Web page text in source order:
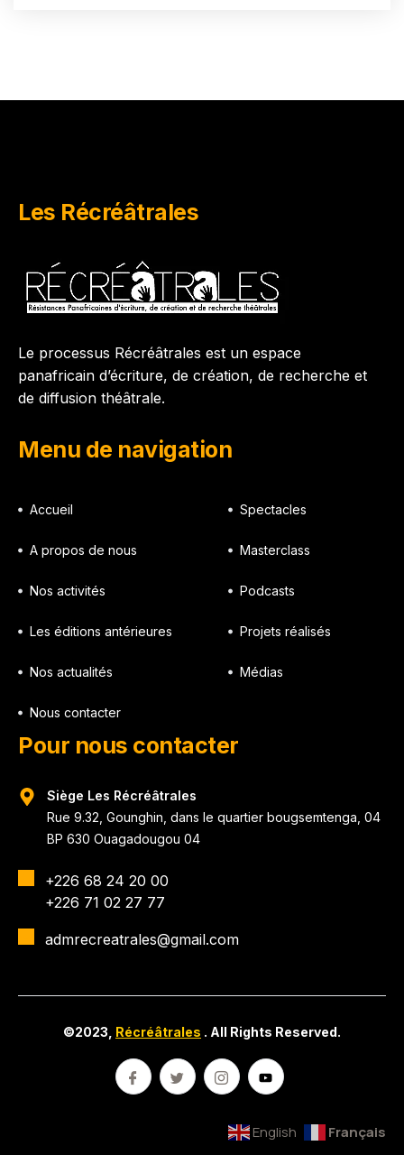
Les Récréâtrales
Le processus Récréâtrales est un espace
panafricain d’écriture, de création, de recherche et
de diffusion théâtrale.
Menu de navigation
Accueil
A propos de nous
Nos activités
Les éditions antérieures
Nos actualités
Nous contacter
Spectacles
Masterclass
Podcasts
Projets réalisés
Médias
Pour nous contacter
Siège Les Récréâtrales
Rue 9.32, Gounghin, dans le quartier bougsemtenga, 04
BP 630 Ouagadougou 04
+226 68 24 20 00
+226 71 02 27 77
admrecreatrales@gmail.com
©2023, Récréâtrales . All Rights Reserved.
English Français